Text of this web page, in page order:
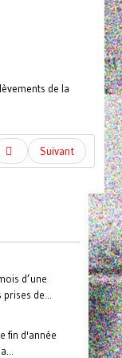
de la
Suivant
d’une
de...
fin d'année